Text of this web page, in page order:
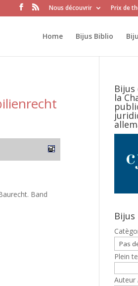
Nous découvrir Prix de
Home Bijus Biblio
Band
Bijus
la
Bijus
Plein
Auteur